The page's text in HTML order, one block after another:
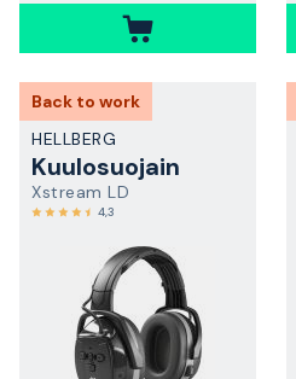
Back to work
HELLBERG
Kuulosuojain
Xstream LD
4,3